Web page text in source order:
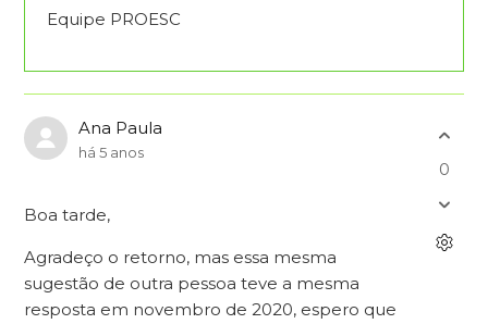
Equipe PROESC
Ana Paula
há 5 anos
Boa tarde,
Agradeço o retorno, mas essa mesma
sugestão de outra pessoa teve a mesma
resposta em novembro de 2020, espero que
0